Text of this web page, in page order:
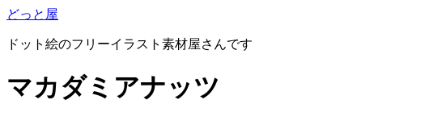
どっと屋
ドット絵のフリーイラスト素材屋さんです
マカダミアナッツ